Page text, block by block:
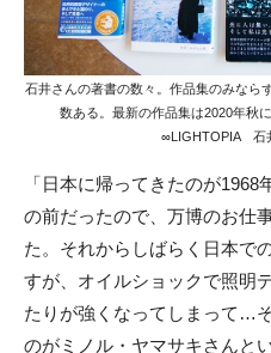
石井さんの著書の数々。作品集のみなら
数ある。最新の作品集は2020年秋
∞LIGHTOPIA 石
「日本に帰ってきたのが1968
の前だったので、万博のお仕
た。それからしばらく日本で
すが、オイルショックで照明
たりが強くなってしまって…
のがミノル・ヤマサキさんと